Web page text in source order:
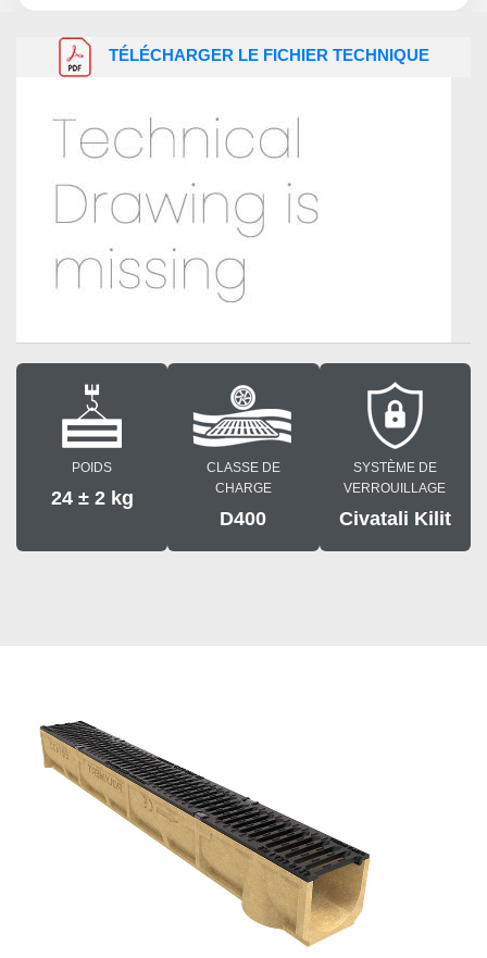
TÉLÉCHARGER LE FICHIER TECHNIQUE
POIDS
24 ± 2 kg
CLASSE DE
CHARGE
D400
SYSTÈME DE
VERROUILLAGE
Civatali Kilit